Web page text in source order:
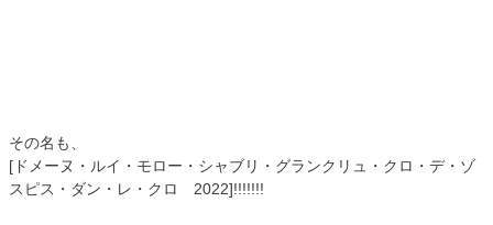
その名も、
[ドメーヌ・ルイ・モロー・シャブリ・グランクリュ・クロ・デ・ゾ
スピス・ダン・レ・クロ 2022]!!!!!!!